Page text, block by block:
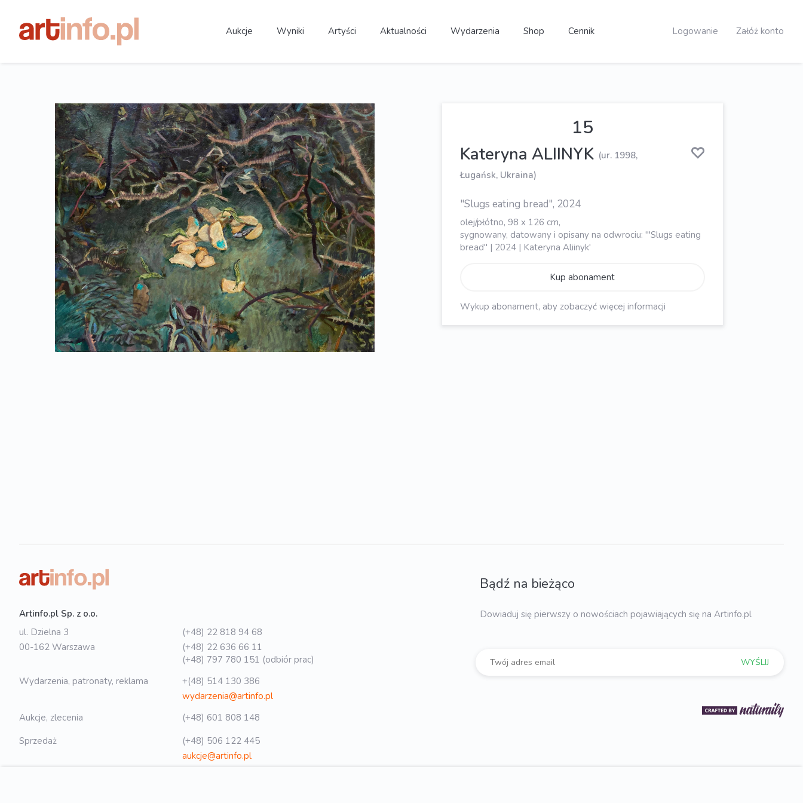
Aukcje Wyniki Artyści Aktualności Wydarzenia Shop Cennik Logowanie Załóż konto
15
Kateryna ALIINYK (ur. 1998,
Ługańsk, Ukraina)
"Slugs eating bread", 2024
olej/płótno, 98 x 126 cm,
sygnowany, datowany i opisany na odwrociu: '"Slugs eating
bread" | 2024 | Kateryna Aliinyk'
Kup abonament
Wykup abonament, aby zobaczyć więcej informacji
Artinfo.pl Sp. z o.o.
ul. Dzielna 3
00-162 Warszawa
(+48) 22 818 94 68
(+48) 22 636 66 11
(+48) 797 780 151 (odbiór prac)
Wydarzenia, patronaty, reklama
+(48) 514 130 386
wydarzenia@artinfo.pl
Aukcje, zlecenia
(+48) 601 808 148
Sprzedaż
(+48) 506 122 445
aukcje@artinfo.pl
Bądź na bieżąco
Dowiaduj się pierwszy o nowościach pojawiających się na Artinfo.pl
WYŚLIJ